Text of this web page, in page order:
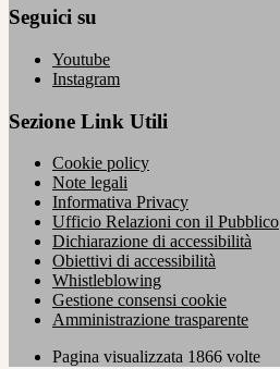
Seguici su
Youtube
Instagram
Sezione Link Utili
Cookie policy
Note legali
Informativa Privacy
Ufficio Relazioni con il Pubblico
Dichiarazione di accessibilità
Obiettivi di accessibilità
Whistleblowing
Gestione consensi cookie
Amministrazione trasparente
Pagina visualizzata 1866 volte